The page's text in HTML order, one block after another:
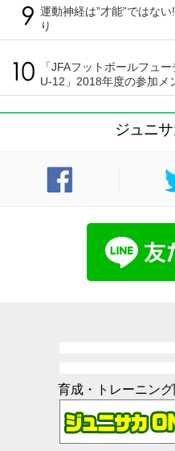
運動神経は”才能”ではな
り
「JFAフットボールフュ
U-12」2018年度の参加メ
ジュニ
育成・トレーニン